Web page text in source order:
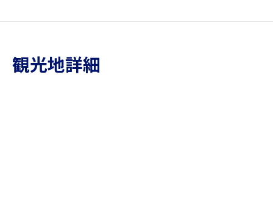
観光地詳細